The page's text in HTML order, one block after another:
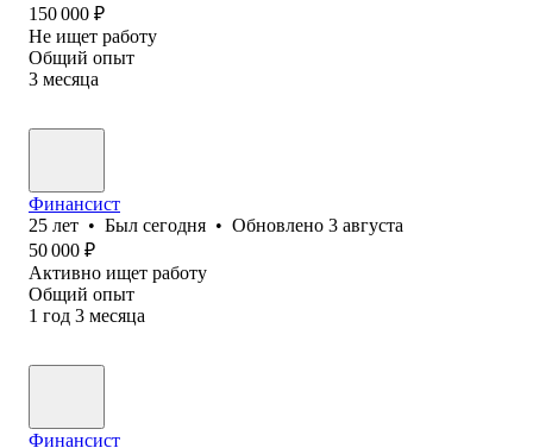
150 000 ₽
Не ищет работу
Общий опыт
3 месяца
Финансист
25 лет • Был сегодня • Обновлено 3 августа
50 000 ₽
Активно ищет работу
Общий опыт
1 год 3 месяца
Финансист